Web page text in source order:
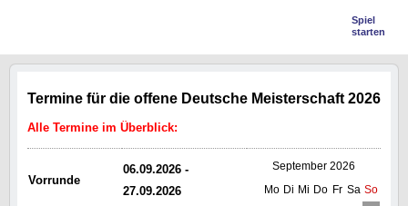
Spiel
starten
Termine für die offene Deutsche Meisterschaft 2026
Alle Termine im Überblick:
Vorrunde
06.09.2026 -
27.09.2026
September 2026
Mo Di Mi Do Fr Sa So